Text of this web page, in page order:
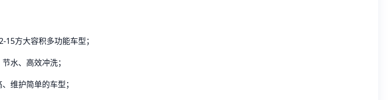
方大容积多功能车型；
水、高效冲洗；
维护简单的车型；